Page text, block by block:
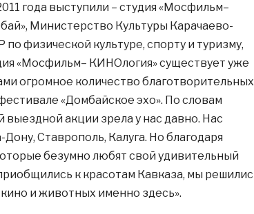
года выступили – студия «Мосфильм–
Министерство Культуры Карачаево-
физической культуре, спорту и туризму,
«Мосфильм– КИНОлогия» существует уже
огромное количество благотворительных
«Домбайское эхо». По словам
выездной акции зрела у нас давно. Нас
Ставрополь, Калуга. Но благодаря
безумно любят свой удивительный
к красотам Кавказа, мы
и животных именно здесь».